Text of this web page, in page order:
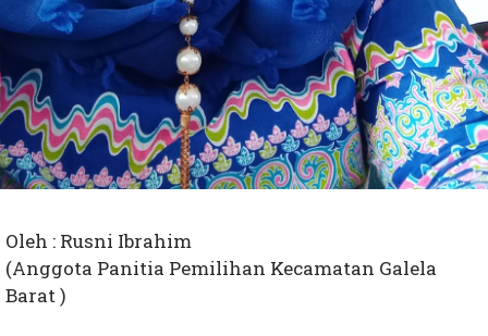
Oleh : Rusni Ibrahim
(Anggota Panitia Pemilihan Kecamatan Galela
Barat )